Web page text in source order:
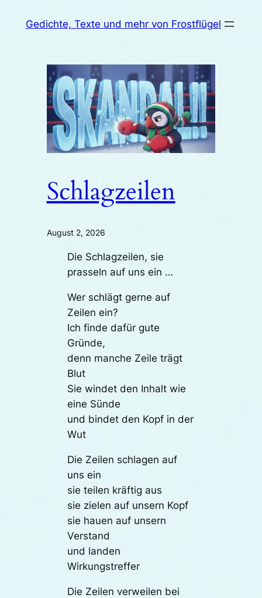
InhaltGedichte, Texte und mehr von Frostflügel
Schlagzeilen
August 2, 2026
Die Schlagzeilen, sie
prasseln auf uns ein …
Wer schlägt gerne auf
Zeilen ein?
Ich finde dafür gute
Gründe,
denn manche Zeile trägt
Blut
Sie windet den Inhalt wie
eine Sünde
und bindet den Kopf in der
Wut
Die Zeilen schlagen auf
uns ein
sie teilen kräftig aus
sie zielen auf unsern Kopf
sie hauen auf unsern
Verstand
und landen
Wirkungstreffer
Die Zeilen verweilen bei